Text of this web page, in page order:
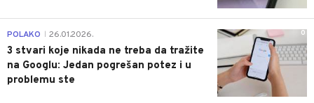
0
POLAKO 26.01.2026.
3 stvari koje nikada ne treba da tražite
na Googlu: Jedan pogrešan potez i u
problemu ste